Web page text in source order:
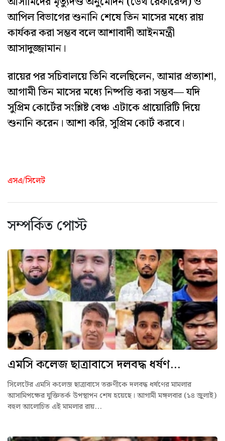
আপিল বিভাগের শুনানি শেষে তিন মাসের মধ্যে রায়
কার্যকর করা সম্ভব বলে আশাবাদী আইনমন্ত্রী
আসাদুজ্জামান।
রায়ের পর সচিবালয়ে তিনি বলেছিলেন, আমার প্রত্যাশা,
আগামী তিন মাসের মধ্যে নিষ্পত্তি করা সম্ভব— যদি
সুপ্রিম কোর্টের সংশ্লিষ্ট বেঞ্চ এটাকে প্রায়োরিটি দিয়ে
শুনানি করেন। আশা করি, সুপ্রিম কোর্ট করবে।
এসএ/সিলেট
সম্পর্কিত পোস্ট
এমসি কলেজ ছাত্রাবাসে দলবদ্ধ ধর্ষণ...
সিলেটের এমসি কলেজ ছাত্রাবাসে তরুণীকে দলবদ্ধ ধর্ষণের মামলার
আসা‌মিপক্ষের যুক্তিতর্ক উপস্থাপন শেষ হয়েছে। আগামী মঙ্গলবার (১৪ জুলাই)
বহুল আলোচিত এই মামলার রায়...